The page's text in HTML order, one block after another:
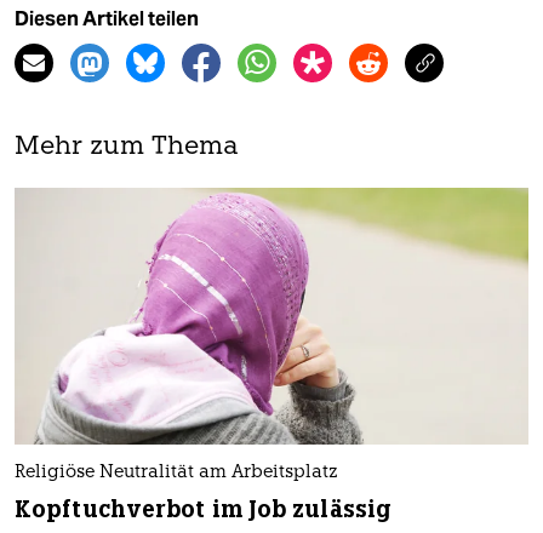
Diesen Artikel teilen
Mehr zum Thema
Religiöse Neutralität am Arbeitsplatz
Kopftuchverbot im Job zulässig